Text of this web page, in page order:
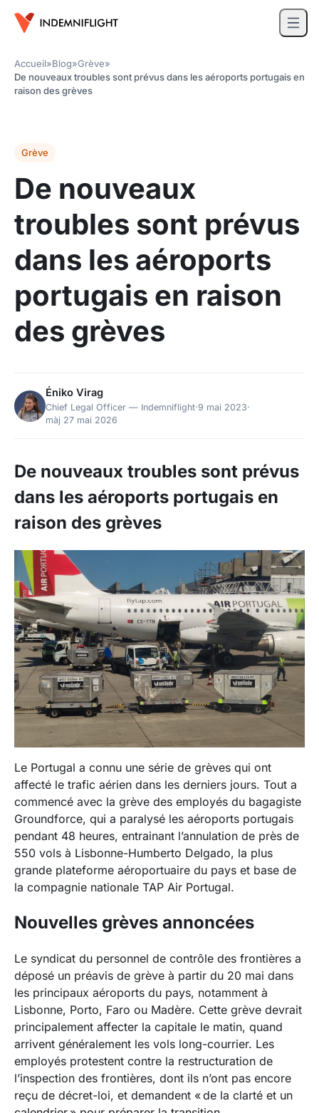
Accueil»Blog»Grève»
De nouveaux troubles sont prévus dans les aéroports portugais en
raison des grèves
Grève
De nouveaux
troubles sont prévus
dans les aéroports
portugais en raison
des grèves
Éniko Virag
Chief Legal Officer — Indemniflight·9 mai 2023·
màj 27 mai 2026
De nouveaux troubles sont prévus
dans les aéroports portugais en
raison des grèves
Le Portugal a connu une série de grèves qui ont
affecté le trafic aérien dans les derniers jours. Tout a
commencé avec la grève des employés du bagagiste
Groundforce, qui a paralysé les aéroports portugais
pendant 48 heures, entrainant l’annulation de près de
550 vols à Lisbonne-Humberto Delgado, la plus
grande plateforme aéroportuaire du pays et base de
la compagnie nationale TAP Air Portugal.
Nouvelles grèves annoncées
Le syndicat du personnel de contrôle des frontières a
déposé un préavis de grève à partir du 20 mai dans
les principaux aéroports du pays, notamment à
Lisbonne, Porto, Faro ou Madère. Cette grève devrait
principalement affecter la capitale le matin, quand
arrivent généralement les vols long-courrier. Les
employés protestent contre la restructuration de
l’inspection des frontières, dont ils n’ont pas encore
reçu de décret-loi, et demandent « de la clarté et un